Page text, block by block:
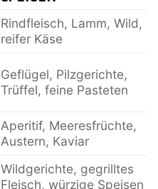
Rindfleisch, Lamm, Wild,
reifer Käse
Geflügel, Pilzgerichte,
Trüffel, feine Pasteten
Aperitif, Meeresfrüchte,
Austern, Kaviar
Wildgerichte, gegrilltes
Fleisch, würzige Speisen